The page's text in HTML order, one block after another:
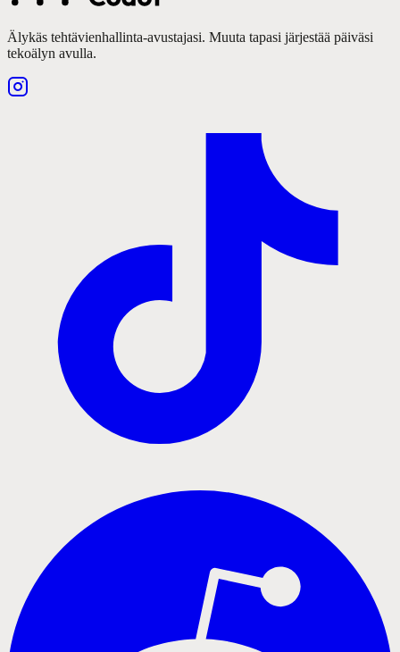
Älykäs tehtävienhallinta-avustajasi. Muuta tapasi järjestää päiväsi
tekoälyn avulla.